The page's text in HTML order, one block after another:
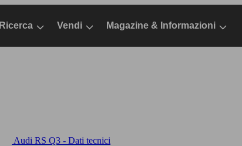
Ricerca Vendi Magazine & Informazioni
Audi RS Q3 - Dati tecnici